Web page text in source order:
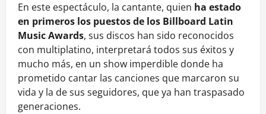
En este espectáculo, la cantante, quien ha estado
en primeros los puestos de los Billboard Latin
Music Awards, sus discos han sido reconocidos
con multiplatino, interpretará todos sus éxitos y
mucho más, en un show imperdible donde ha
prometido cantar las canciones que marcaron su
vida y la de sus seguidores, que ya han traspasado
generaciones.